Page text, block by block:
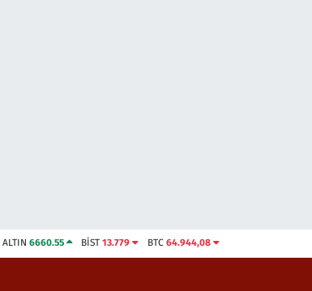
ALTIN 6660.55 BİST13.779 BTC 64.944,08